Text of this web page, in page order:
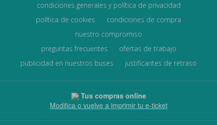
condiciones generales y política de privacidad
política de cookies
condiciones de compra
nuestro compromiso
preguntas frecuentes
ofertas de trabajo
publicidad en nuestros buses
justificantes de retraso
Tus compras online
Modifica o vuelve a imprimir tu e-ticket